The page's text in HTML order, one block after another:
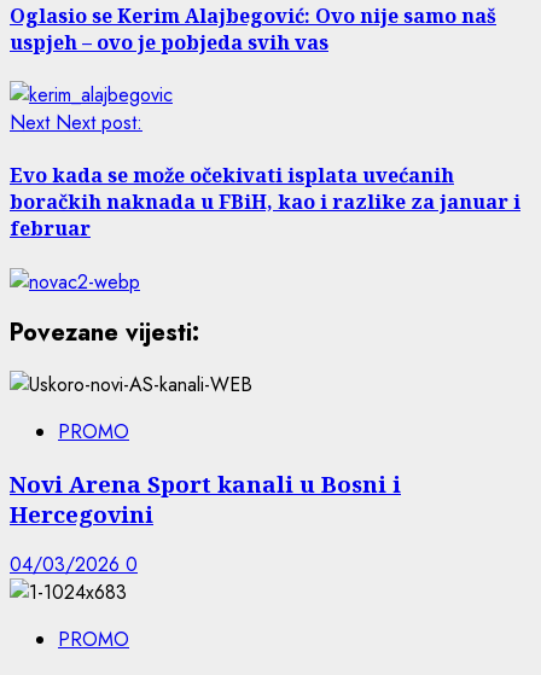
Oglasio se Kerim Alajbegović: Ovo nije samo naš
uspjeh – ovo je pobjeda svih vas
Next Next post:
Evo kada se može očekivati isplata uvećanih
boračkih naknada u FBiH, kao i razlike za januar i
februar
Povezane vijesti:
PROMO
Novi Arena Sport kanali u Bosni i
Hercegovini
04/03/2026 0
PROMO